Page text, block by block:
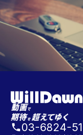
phone03-6824-